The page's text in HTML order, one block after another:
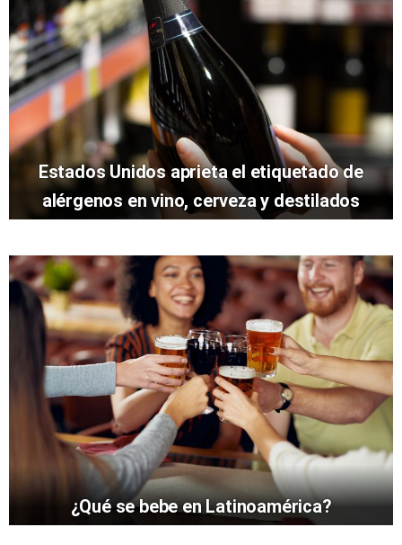
Estados Unidos aprieta el etiquetado de
alérgenos en vino, cerveza y destilados
¿Qué se bebe en Latinoamérica?